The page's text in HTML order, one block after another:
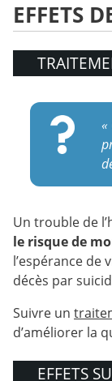
EFFETS
«
Un trouble de
le risque de
l’espérance de
décès par
Suivre un
d’améliorer la
EFFETS